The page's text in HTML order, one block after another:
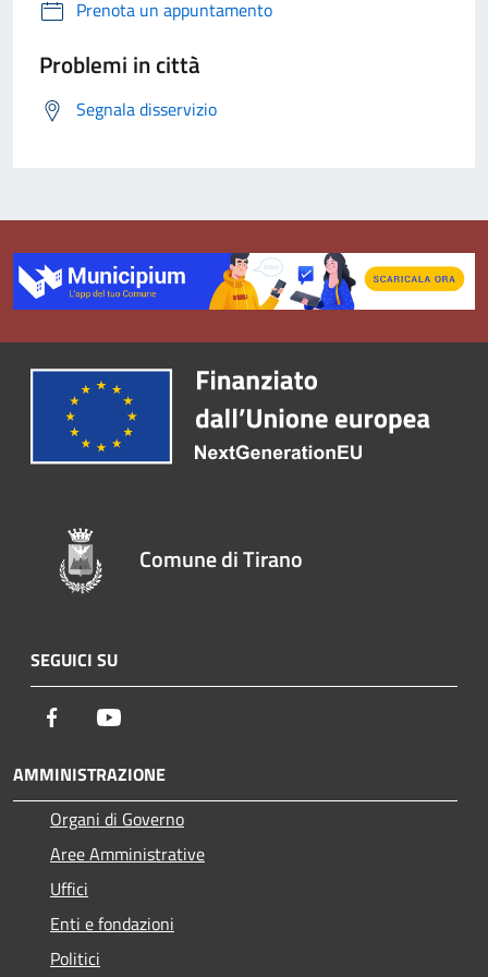
Prenota un appuntamento
Problemi in città
Segnala disservizio
Comune di Tirano
SEGUICI SU
Facebook
AMMINISTRAZIONE
Organi di Governo
Aree Amministrative
Uffici
Enti e fondazioni
Politici